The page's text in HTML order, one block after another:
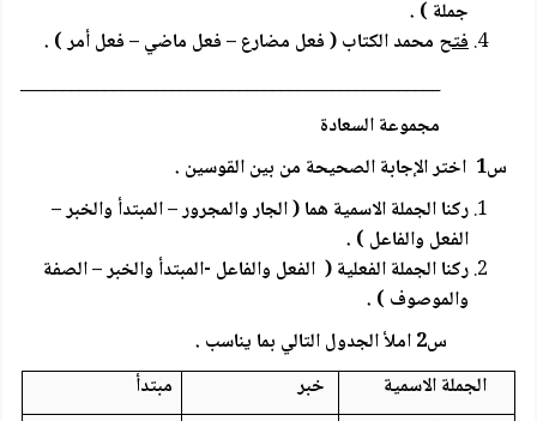
جملة ) .
فتح محمد الكتاب ( فعل مضارع – فعل ماضي – فعل أمر ) .
مجموعة السعادة
س1 اختر الإجابة الصحيحة من بين القوسين .
ركنا الجملة الاسمية هما ( الجار والمجرور – المبتدأ والخبر –
الفعل والفاعل ) .
ركنا الجملة الفعلية ( الفعل والفاعل -المبتدأ والخبر – الصفة
والموصوف ) .
س2 املأ الجدول التالي بما يناسب .
الجملة الاسمية
خبر
مبتدأ